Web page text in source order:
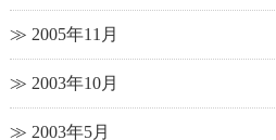
2005年11月
2003年10月
2003年5月